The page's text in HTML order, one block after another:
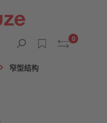
0
窄型结构